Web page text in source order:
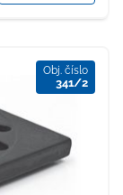
Obj. číslo
341/2